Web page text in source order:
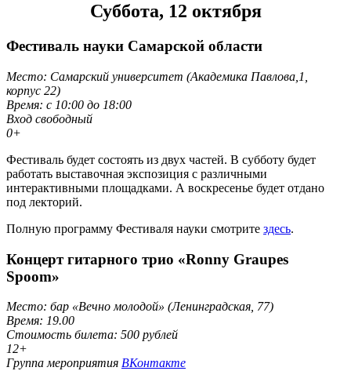
Суббота, 12 октября
Фестиваль науки Самарской области
Место: Самарский университет (Академика Павлова,1,
корпус 22)
Время: с 10:00 до 18:00
Вход свободный
0+
Фестиваль будет состоять из двух частей. В субботу будет
работать выставочная экспозиция с различными
интерактивными площадками. А воскресенье будет отдано
под лекторий.
Полную программу Фестиваля науки смотрите здесь.
Концерт гитарного трио «Ronny Graupes
Spoom»
Место: бар «Вечно молодой» (Ленинградская, 77)
Время: 19.00
Стоимость билета: 500 рублей
12+
Группа мероприятия ВКонтакте